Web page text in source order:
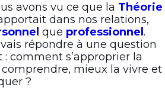
avons vu ce que la Théorie
dans nos relations,
que professionnel .
répondre à une question
comment s’approprier la
mieux la vivre et
?